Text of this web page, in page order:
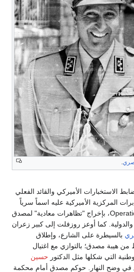
.
الاستخبارات الأميركي والقائد الفعلي
المركزية الأميركية عليه اسماً سرياً
Operation Ajax، بإخراج "تظاهرات معادية" لمصدق
والدولية. كما أوعز روزفلت إلى كبير زعران
بالسيطرة على الشارع، وإطلاق
من هيبة مصدق؛ بالتوازي مع اغتيال
التي شكلها مثل الدكتور حسين
في وضح النهار. حوكم مصدق أمام محكمة